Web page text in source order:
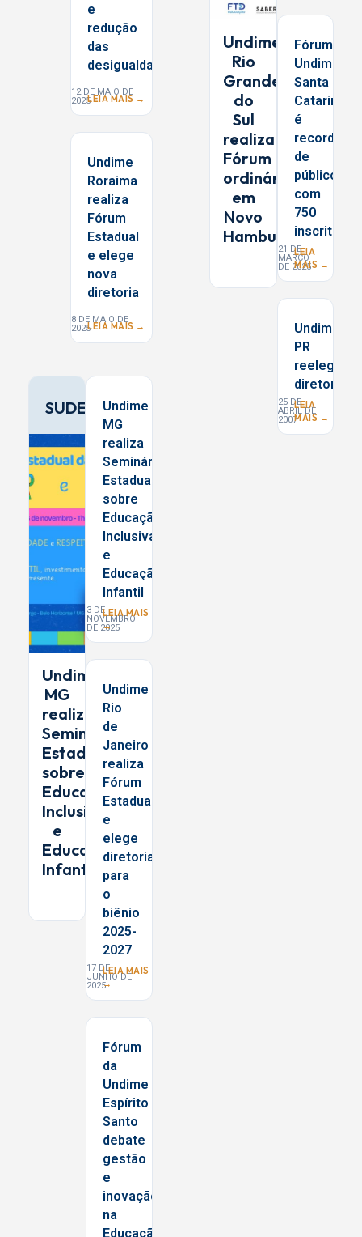
e
redução
das
desigualdades
12 DE MAIO DE
2025LEIA MAIS →
Undime
Roraima
realiza
Fórum
Estadual
e elege
nova
diretoria
8 DE MAIO DE
2025LEIA MAIS →
SUDESTE
Undime
MG
realiza
Seminário
Estadual
sobre
Educação
Inclusiva
e
Educação
Infantil
Undime
MG
realiza
Seminário
Estadual
sobre
Educação
Inclusiva
e
Educação
Infantil
3 DE
NOVEMBRO
DE 2025
LEIA MAIS
→
Undime
Rio
de
Janeiro
realiza
Fórum
Estadual
e
elege
diretoria
para
o
biênio
2025-
2027
17 DE
JUNHO DE
2025
LEIA MAIS
→
Fórum
da
Undime
Espírito
Santo
debate
gestão
e
inovação
na
Educação:
Undime
Rio
Grande
do
Sul
realiza
Fórum
ordinário
em
Novo
Hamburgo
Fórum
Undime
Santa
Catarina
é
record
de
público
com
750
inscritos
21 DE
MARÇO
DE 2025
LEIA
MAIS →
Undime/
PR
reelege
diretoria
25 DE
ABRIL DE
2007
LEIA
MAIS →